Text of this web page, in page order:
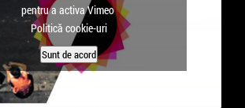
pentru a activa Vimeo
Politică cookie-uri
Sunt de acord